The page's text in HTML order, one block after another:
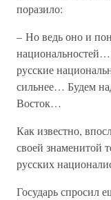
поразило:
– Но ведь оно и
русские
сильнее… Будем
Восток…
Как известно,
своей знаменитой
русских
Государь спросил